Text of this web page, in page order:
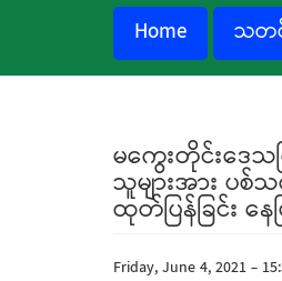
Home သတင်
မကွေးတိုင်းဒေသ
သူများအား ပ
ထုတ်ပြန်ခြင်း နေ
Friday, June 4, 2021 -